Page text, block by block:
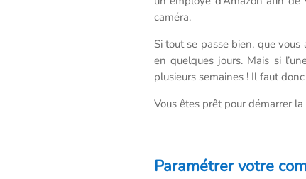
caméra.
Si tout se passe bien, que
en quelques jours. Mais si
plusieurs semaines ! Il faut
Vous êtes prêt pour démarrer
Paramétrer votre